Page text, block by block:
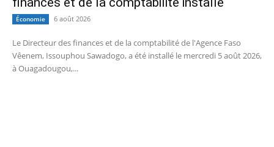
Économie 6 août 2026
Le Directeur des finances et de la comptabilité de l'Agence Faso
Vêenem, Issouphou Sawadogo, a été installé le mercredi 5 août 2026,
à Ouagadougou,...